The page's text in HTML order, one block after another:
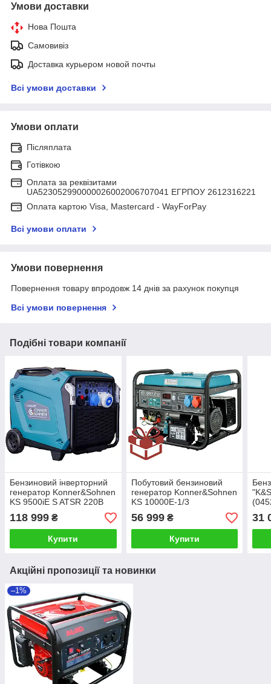
Умови доставки
Нова Пошта
Самовивіз
Доставка курьером новой почты
Всі умови доставки
Умови оплати
Післяплата
Готівкою
Оплата за реквізитами
UA523052990000026002006707041 ЕГРПОУ 2612316221
Оплата картою Visa, Mastercard - WayForPay
Всі умови оплати
Умови повернення
Повернення товару впродовж 14 днів за рахунок покупця
Всі умови повернення
Подібні товари компанії
Бензиновий інверторний
генератор Konner&Sohnen
KS 9500iE S ATSR 220В
9.5 кВт з ATS
118 999 ₴
Купити
Побутовий бензиновий
генератор Konner&Sohnen
KS 10000E-1/3
56 999₴
Купити
31
Акційні пропозиції та новинки
–1%